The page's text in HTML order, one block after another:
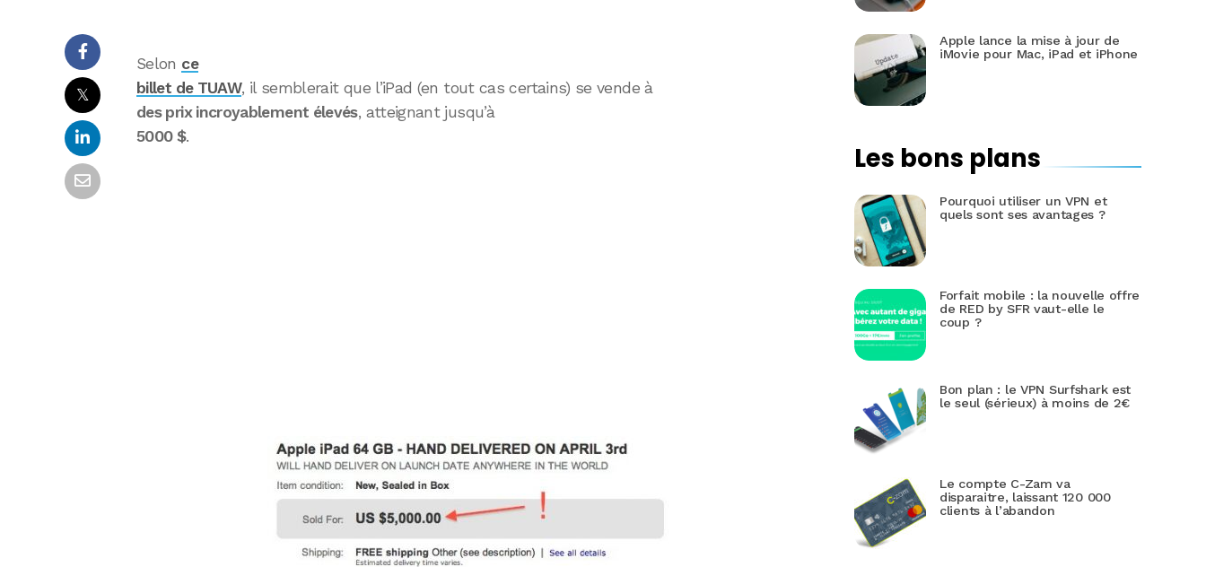
𝕏
Selon ce
billet de TUAW, il semblerait que l’iPad (en tout cas certains) se vende à
des prix incroyablement élevés, atteignant jusqu’à
5000 $.
Apple lance la mise à jour de
iMovie pour Mac, iPad et iPhone
Les bons plans
Pourquoi utiliser un VPN et
quels sont ses avantages ?
Forfait mobile : la nouvelle offre
de RED by SFR vaut-elle le
coup ?
Bon plan : le VPN Surfshark est
le seul (sérieux) à moins de 2€
Le compte C-Zam va
disparaitre, laissant 120 000
clients à l’abandon